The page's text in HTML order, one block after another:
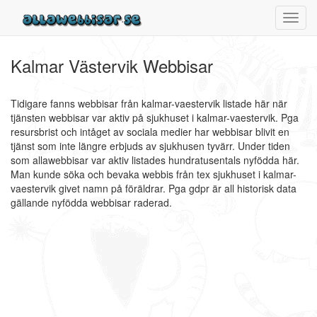
Kalmar Västervik Webbisar
Tidigare fanns webbisar från kalmar-vaestervik listade här när
tjänsten webbisar var aktiv på sjukhuset i kalmar-vaestervik. Pga
resursbrist och intåget av sociala medier har webbisar blivit en
tjänst som inte längre erbjuds av sjukhusen tyvärr. Under tiden
som allawebbisar var aktiv listades hundratusentals nyfödda här.
Man kunde söka och bevaka webbis från tex sjukhuset i kalmar-
vaestervik givet namn på föräldrar. Pga gdpr är all historisk data
gällande nyfödda webbisar raderad.